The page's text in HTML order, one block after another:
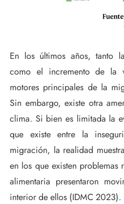
En los últimos años, tanto
como el incremento de la
motores principales de la
Sin embargo, existe otra
clima. Si bien es limitada la
que existe entre la
migración, la realidad
en los que existen problemas
alimentaria presentaron
interior de ellos (IDMC 2023).